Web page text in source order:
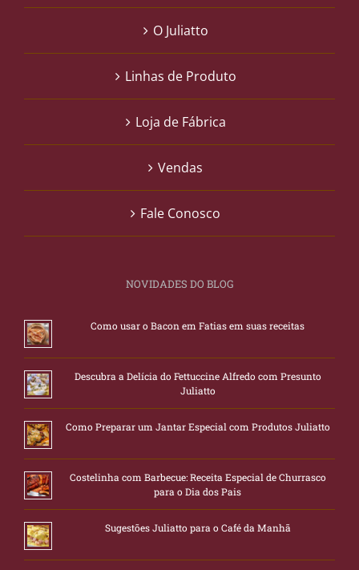
O Juliatto
Linhas de Produto
Loja de Fábrica
Vendas
Fale Conosco
NOVIDADES DO BLOG
Como usar o Bacon em Fatias em suas receitas
Descubra a Delícia do Fettuccine Alfredo com Presunto
Juliatto
Como Preparar um Jantar Especial com Produtos Juliatto
Costelinha com Barbecue: Receita Especial de Churrasco
para o Dia dos Pais
Sugestões Juliatto para o Café da Manhã